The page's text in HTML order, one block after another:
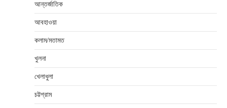
আন্তর্জাতিক
আবহাওয়া
কলাম/মতামত
খুলনা
খেলাধুলা
চট্টগ্রাম